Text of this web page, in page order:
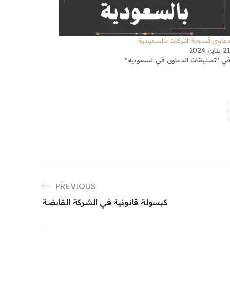
دعاوى قسمة التركات بالسعودية
21 يناير، 2024
في "تصنيقات الدعاوى في السعودية"
PREVIOUS
كبسولة قانونية في الشركة القابضة